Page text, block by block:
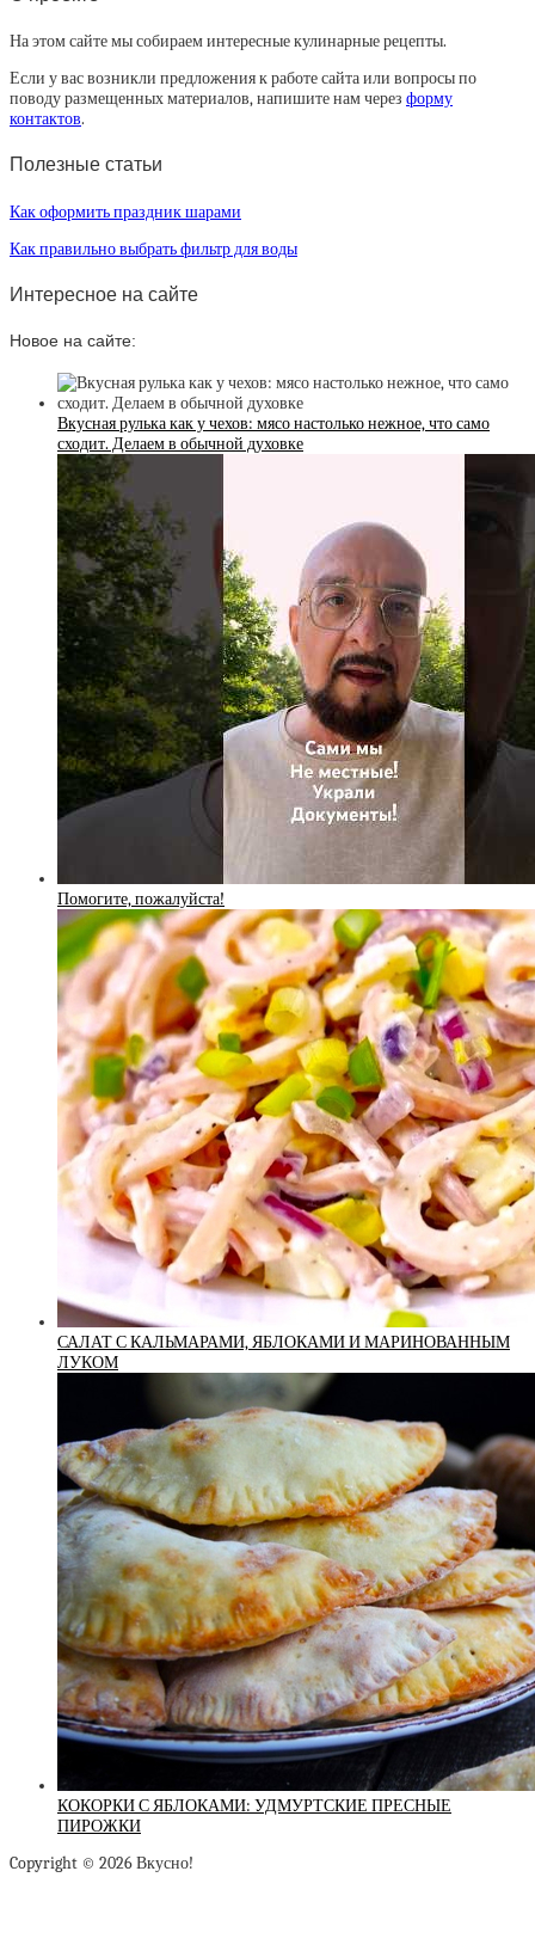
На этом сайте мы собираем интересные кулинарные рецепты.
Если у вас возникли предложения к работе сайта или вопросы по
поводу размещенных материалов, напишите нам через форму
контактов.
Полезные статьи
Как оформить праздник шарами
Как правильно выбрать фильтр для воды
Интересное на сайте
Новое на сайте:
Вкусная рулька как у чехов: мясо настолько нежное, что само
сходит. Делаем в обычной духовке
Помогите, пожалуйста!
САЛАТ С КАЛЬМАРАМИ, ЯБЛОКАМИ И МАРИНОВАННЫМ
ЛУКОМ
КОКОРКИ С ЯБЛОКАМИ: УДМУРТСКИЕ ПРЕСНЫЕ
ПИРОЖКИ
Copyright © 2026 Вкусно!